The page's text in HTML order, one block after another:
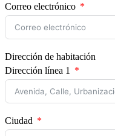
Correo electrónico
Dirección de habitación
Dirección línea 1
Ciudad